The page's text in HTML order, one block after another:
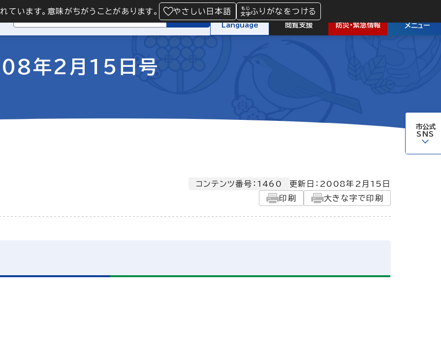
ています。意味がちがうことがあります。 やさしい日本語 ふりがなをつける
検索
Language 閲覧支援 防災・緊急情報 メニュー
市公式
SNS
年2月15日号
コンテンツ番号：1460 更新日： 2008年2月15日
印刷
大きな字で印刷